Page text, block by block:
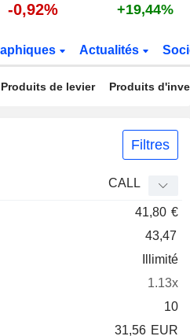
-0,92% +19,44%
Actualités
Produits de levier Produits
Filtres
CALL
41,80 €
43,47
Illimité
1.13x
10
31,56 EUR